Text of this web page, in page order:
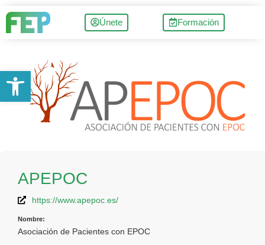
Únete Formación
APEPOC
https://www.apepoc.es/
Nombre:
Asociación de Pacientes con EPOC
Abrir barra de herramientas